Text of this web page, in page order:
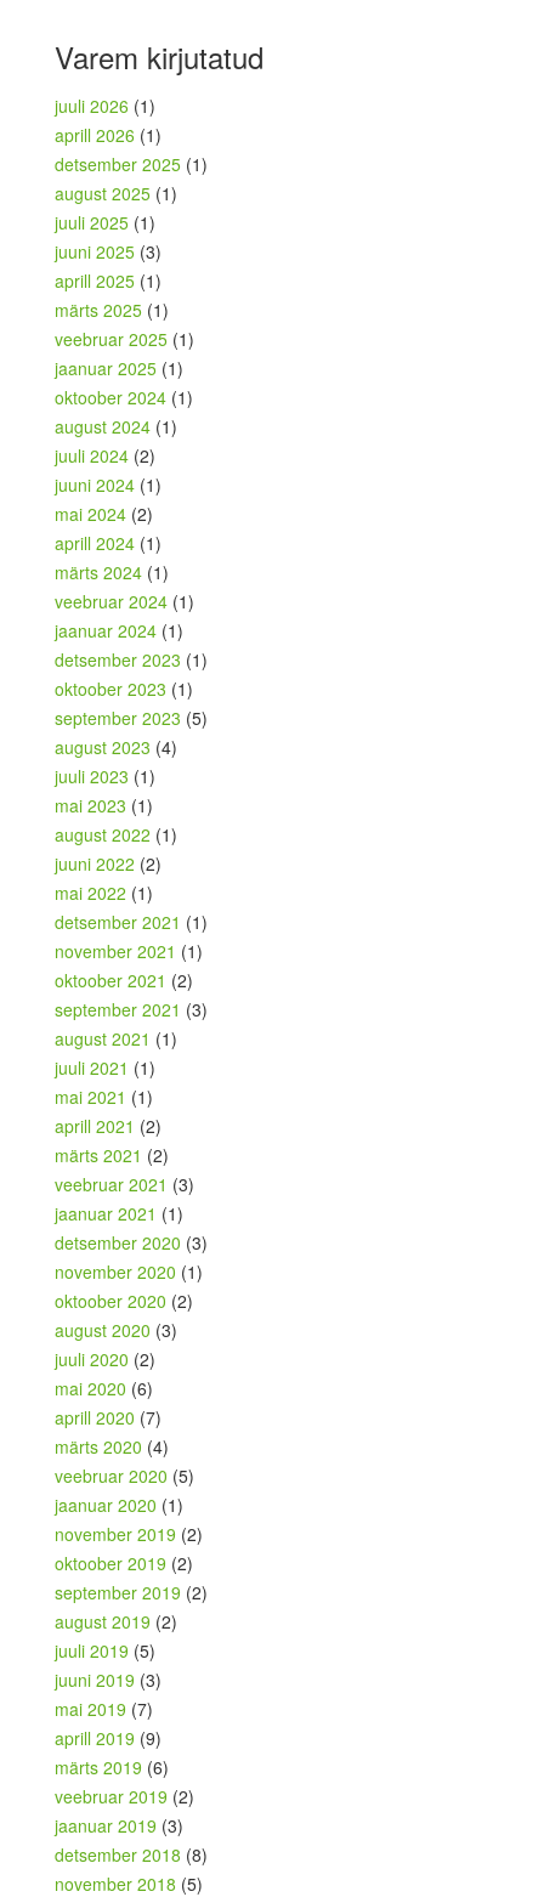
Varem kirjutatud
juuli 2026 (1)
aprill 2026 (1)
detsember 2025 (1)
august 2025 (1)
juuli 2025 (1)
juuni 2025 (3)
aprill 2025 (1)
märts 2025 (1)
veebruar 2025 (1)
jaanuar 2025 (1)
oktoober 2024 (1)
august 2024 (1)
juuli 2024 (2)
juuni 2024 (1)
mai 2024 (2)
aprill 2024 (1)
märts 2024 (1)
veebruar 2024 (1)
jaanuar 2024 (1)
detsember 2023 (1)
oktoober 2023 (1)
september 2023 (5)
august 2023 (4)
juuli 2023 (1)
mai 2023 (1)
august 2022 (1)
juuni 2022 (2)
mai 2022 (1)
detsember 2021 (1)
november 2021 (1)
oktoober 2021 (2)
september 2021 (3)
august 2021 (1)
juuli 2021 (1)
mai 2021 (1)
aprill 2021 (2)
märts 2021 (2)
veebruar 2021 (3)
jaanuar 2021 (1)
detsember 2020 (3)
november 2020 (1)
oktoober 2020 (2)
august 2020 (3)
juuli 2020 (2)
mai 2020 (6)
aprill 2020 (7)
märts 2020 (4)
veebruar 2020 (5)
jaanuar 2020 (1)
november 2019 (2)
oktoober 2019 (2)
september 2019 (2)
august 2019 (2)
juuli 2019 (5)
juuni 2019 (3)
mai 2019 (7)
aprill 2019 (9)
märts 2019 (6)
veebruar 2019 (2)
jaanuar 2019 (3)
detsember 2018 (8)
november 2018 (5)